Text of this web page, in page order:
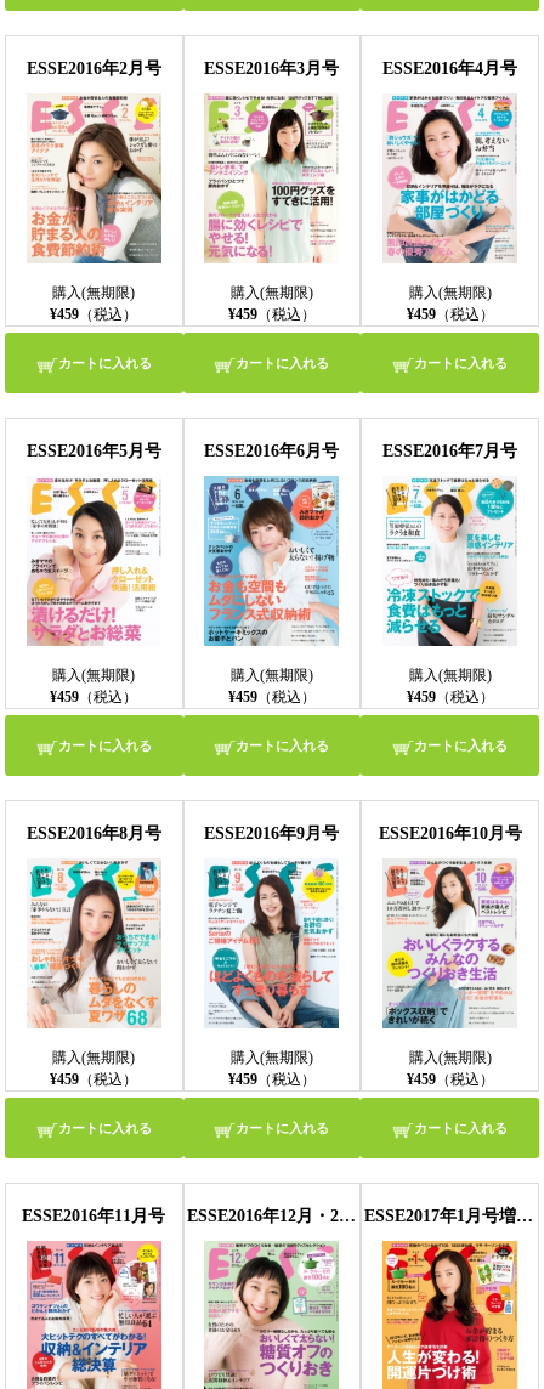
ESSE2016年2月号
購入(無期限)
¥459 （税込）
カートに入れる
ESSE2016年3月号
購入(無期限)
¥459（税込）
カートに入れる
ESSE2016年4月号
購入(無期限)
¥459（税込）
カートに入れる
ESSE2016年5月号
購入(無期限)
¥459 （税込）
カートに入れる
ESSE2016年6月号
購入(無期限)
¥459（税込）
カートに入れる
ESSE2016年7月号
購入(無期限)
¥459（税込）
カートに入れる
ESSE2016年8月号
購入(無期限)
¥459 （税込）
カートに入れる
ESSE2016年9月号
購入(無期限)
¥459（税込）
カートに入れる
ESSE2016年10月号
購入(無期限)
¥459（税込）
カートに入れる
ESSE2016年11月号 ESSE2016年12月・2017年1月合併号 ESSE2017年1月号増刊・新年特大号